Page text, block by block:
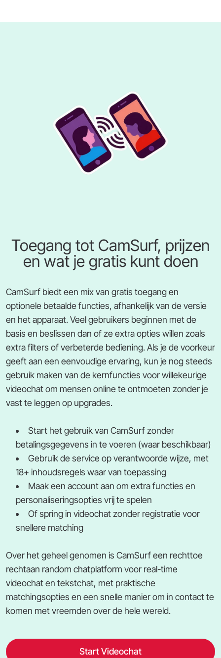
Toegang tot CamSurf, prijzen
en wat je gratis kunt doen
CamSurf biedt een mix van gratis toegang en
optionele betaalde functies, afhankelijk van de versie
en het apparaat. Veel gebruikers beginnen met de
basis en beslissen dan of ze extra opties willen zoals
extra filters of verbeterde bediening. Als je de voorkeur
geeft aan een eenvoudige ervaring, kun je nog steeds
gebruik maken van de kernfuncties voor willekeurige
videochat om mensen online te ontmoeten zonder je
vast te leggen op upgrades.
Start het gebruik van CamSurf zonder
betalingsgegevens in te voeren (waar beschikbaar)
Gebruik de service op verantwoorde wijze, met
18+ inhoudsregels waar van toepassing
Maak een account aan om extra functies en
personaliseringsopties vrij te spelen
Of spring in videochat zonder registratie voor
snellere matching
Over het geheel genomen is CamSurf een rechttoe
rechtaan random chatplatform voor real-time
videochat en tekstchat, met praktische
matchingsopties en een snelle manier om in contact te
komen met vreemden over de hele wereld.
Start Videochat